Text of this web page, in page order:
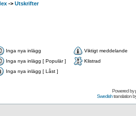
-> Utskrifter
Inga nya inlägg
Viktigt meddelande
Inga nya inlägg [ Populär ]
Klistrad
Inga nya inlägg [ Låst ]
Powered by
Swedishtranslation